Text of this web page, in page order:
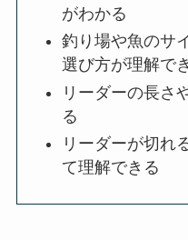
がわかる
釣り場や魚のサ
選び方が理解で
リーダーの長さ
る
リーダーが切れ
て理解できる